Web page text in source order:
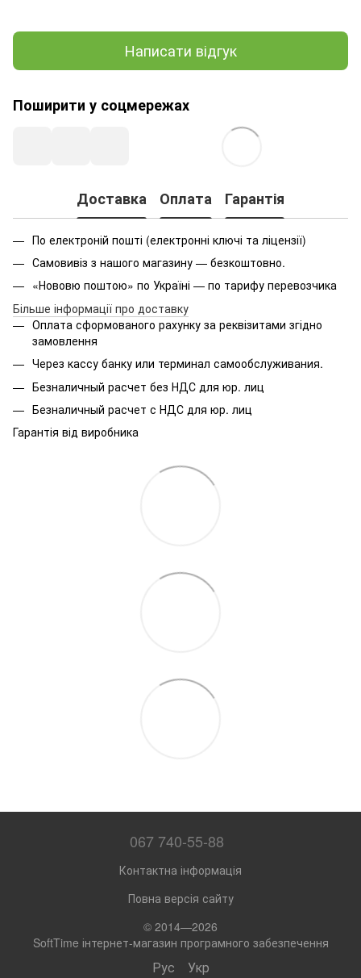
Написати відгук
Поширити у соцмережах
Доставка Оплата Гарантія
По електроній пошті (електронні ключі та ліцензії)
Самовивіз з нашого магазину — безкоштовно.
«Нововю поштою» по Україні — по тарифу перевозчика
Більше інформації про доставку
Оплата сформованого рахунку за реквізитами згідно
замовлення
Через кассу банку или терминал самообслуживания.
Безналичный расчет без НДС для юр. лиц
Безналичный расчет с НДС для юр. лиц
Гарантія від виробника
067 740-55-88
Контактна інформація
Повна версія сайту
© 2014—2026
SoftTime інтернет-магазин програмного забезпечення
Рус Укр